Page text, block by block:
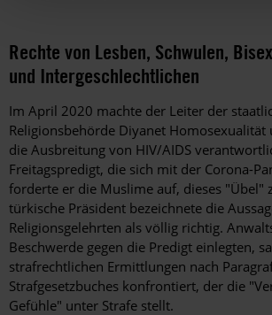
Rechte von Lesben, Schwulen,
und Intergeschlechtlichen
Im April 2020 machte der Leiter der
Religionsbehörde Diyanet Homosexualität
die Ausbreitung von HIV/AIDS
Freitagspredigt, die sich mit der Corona-
forderte er die Muslime auf, dieses "Übel"
türkische Präsident bezeichnete die
Religionsgelehrten als völlig richtig.
Beschwerde gegen die Predigt einlegten,
strafrechtlichen Ermittlungen nach
Strafgesetzbuches konfrontiert, der die
Gefühle" unter Strafe stellt.